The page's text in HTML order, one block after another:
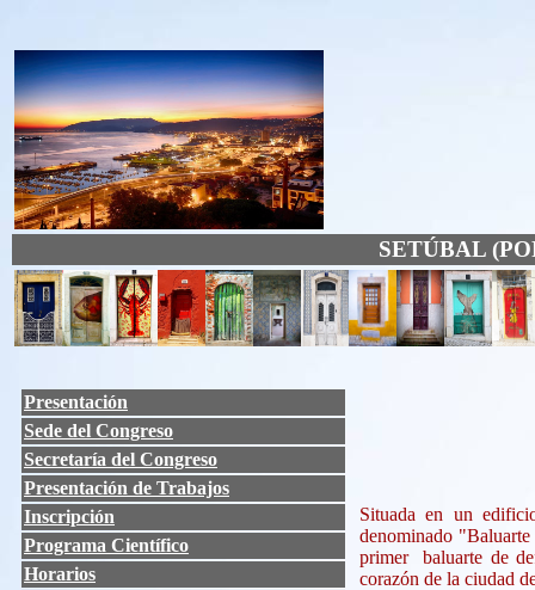
SETÚBAL
Presentación
Sede del Congreso
Secretaría del Congreso
Presentación de Trabajos
Inscripción
Programa Científico
Horarios
Situada en un
denominado
primer baluarte de
corazón de la ciudad